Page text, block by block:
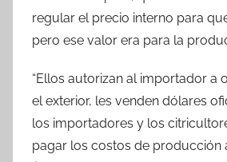
regular el precio interno para
pero ese valor era para la
“Ellos autorizan al importador a
el exterior, les venden dólares
los importadores y los
pagar los costos de producción